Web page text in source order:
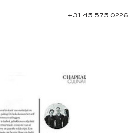
+31 45 575 0226